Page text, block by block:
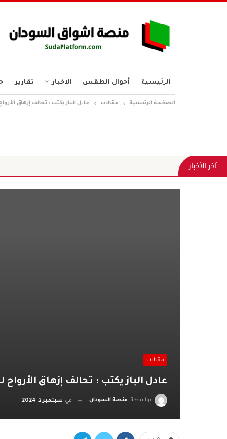
الرئيسية أحوال الطقس الاخبار تقارير
الصفحة الرئيسية مقالات عادل الباز يكتب : تحالف إزهاق
آخر الأخبار
مقالات
عادل الباز يكتب : تحالف إزهاق الأرواح
بواسطة منصة السودان في سبتمبر 2, 2024